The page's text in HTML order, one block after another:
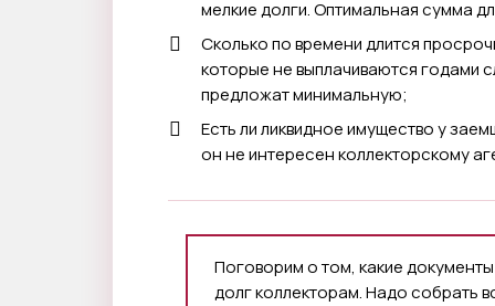
мелкие долги. Оптимальная сумма
Сколько по времени длится
которые не выплачиваются годами
предложат минимальную;
Есть ли ликвидное имущество у
он не интересен коллекторскому
Поговорим о том, какие
долг коллекторам. Надо собрать